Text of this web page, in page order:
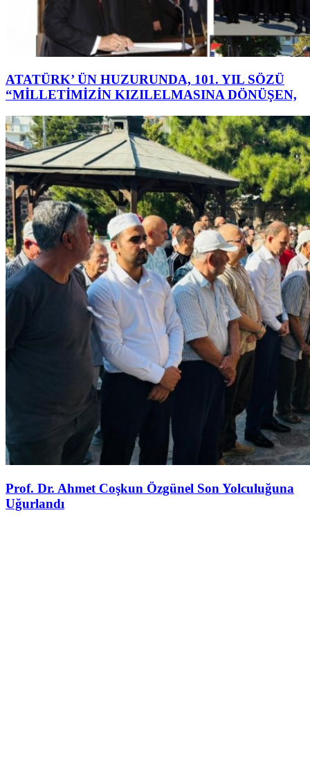
ATATÜRK’ ÜN HUZURUNDA, 101. YIL SÖZÜ
“MİLLETİMİZİN KIZILELMASINA DÖNÜŞEN,
Prof. Dr. Ahmet Coşkun Özgünel Son Yolculuğuna
Uğurlandı